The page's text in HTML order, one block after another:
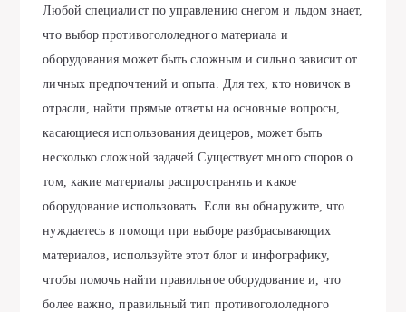
Любой специалист по управлению снегом и льдом знает,
что выбор противогололедного материала и
оборудования может быть сложным и сильно зависит от
личных предпочтений и опыта. Для тех, кто новичок в
отрасли, найти прямые ответы на основные вопросы,
касающиеся использования деицеров, может быть
несколько сложной задачей.Существует много споров о
том, какие материалы распространять и какое
оборудование использовать. Если вы обнаружите, что
нуждаетесь в помощи при выборе разбрасывающих
материалов, используйте этот блог и инфографику,
чтобы помочь найти правильное оборудование и, что
более важно, правильный тип противогололедного